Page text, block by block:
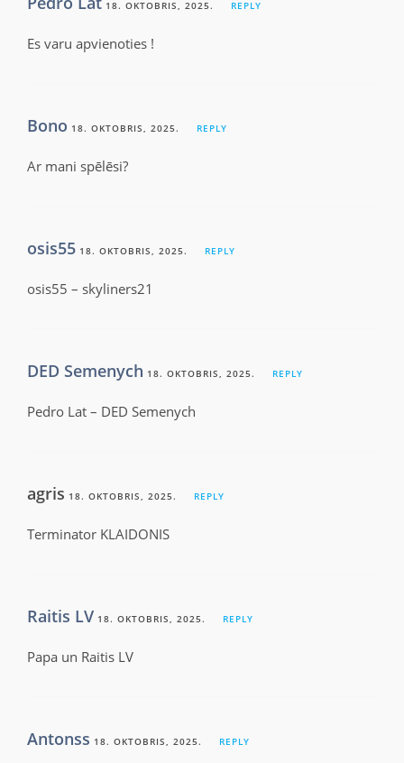
18. OKTOBRIS, 2025. REPLY
Es varu apvienoties !
Bono 18. OKTOBRIS, 2025. REPLY
Ar mani spēlēsi?
osis55 18. OKTOBRIS, 2025. REPLY
osis55 – skyliners21
DED Semenych 18. OKTOBRIS, 2025. REPLY
Pedro Lat – DED Semenych
agris 18. OKTOBRIS, 2025. REPLY
Terminator KLAIDONIS
Raitis LV 18. OKTOBRIS, 2025. REPLY
Papa un Raitis LV
Antonss 18. OKTOBRIS, 2025. REPLY